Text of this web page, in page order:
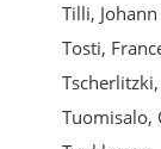
Tilli,
Tosti,
Tuomisalo,